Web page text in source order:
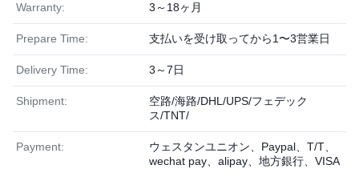
Warranty: 3～18ヶ月
Prepare Time: 支払いを受け取ってから1〜3営業日
Delivery Time: 3～7日
Shipment:
空路/海路/DHL/UPS/フェデック
ス/TNT/
Payment:
ウェスタンユニオン、Paypal、T/T、
wechat pay、alipay、地方銀行、VISA